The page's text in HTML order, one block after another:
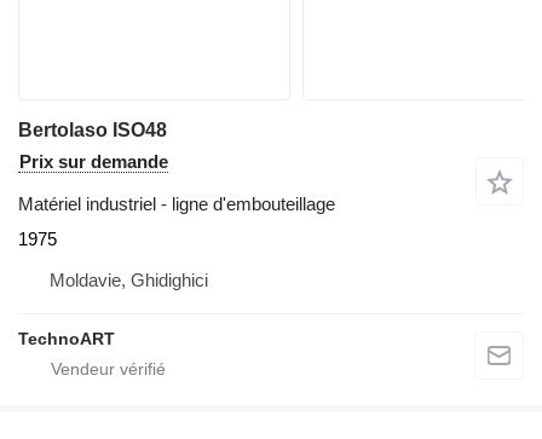
Bertolaso ISO48
Prix sur demande
Matériel industriel - ligne d'embouteillage
1975
Moldavie, Ghidighici
TechnoART